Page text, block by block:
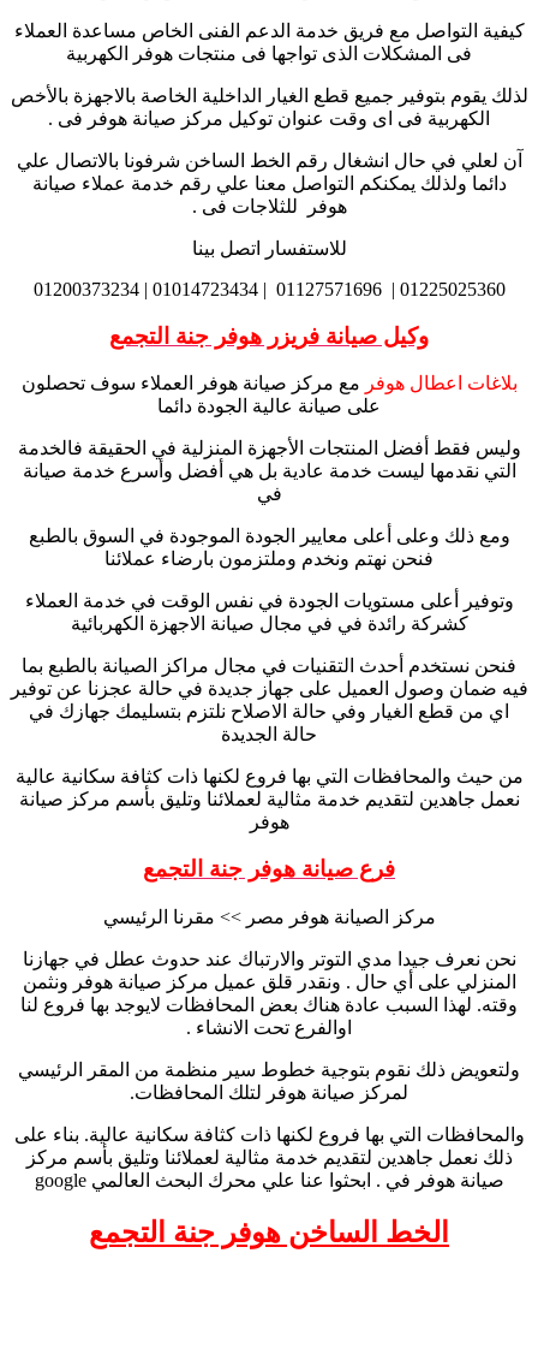
كيفية التواصل مع فريق خدمة الدعم الفنى الخاص مساعدة العملاء
فى المشكلات الذى تواجها فى منتجات هوفر الكهربية
لذلك يقوم بتوفير جميع قطع الغيار الداخلية الخاصة بالاجهزة بالأخص
الكهربية فى اى وقت عنوان توكيل مركز صيانة هوفر فى .
آن لعلي في حال انشغال رقم الخط الساخن شرفونا بالاتصال علي
دائما ولذلك يمكنكم التواصل معنا علي رقم خدمة عملاء صيانة
هوفر للثلاجات فى .
للاستفسار اتصل بينا
01225025360 | 01127571696 | 01014723434 | 01200373234
وكيل صيانة فريزر هوفر جنة التجمع
بلاغات اعطال هوفر مع مركز صيانة هوفر العملاء سوف تحصلون
على صيانة عالية الجودة دائما
وليس فقط أفضل المنتجات الأجهزة المنزلية في الحقيقة فالخدمة
التي نقدمها ليست خدمة عادية بل هي أفضل وأسرع خدمة صيانة
في
ومع ذلك وعلى أعلى معايير الجودة الموجودة في السوق بالطبع
فنحن نهتم ونخدم وملتزمون بارضاء عملائنا
وتوفير أعلى مستويات الجودة في نفس الوقت في خدمة العملاء
كشركة رائدة في في مجال صيانة الاجهزة الكهربائية
فنحن نستخدم أحدث التقنيات في مجال مراكز الصيانة بالطبع بما
فيه ضمان وصول العميل على جهاز جديدة في حالة عجزنا عن توفير
اي من قطع الغيار وفي حالة الاصلاح نلتزم بتسليمك جهازك في
حالة الجديدة
من حيث والمحافظات التي بها فروع لكنها ذات كثافة سكانية عالية
نعمل جاهدين لتقديم خدمة مثالية لعملائنا وتليق بأسم مركز صيانة
هوفر
فرع صيانة هوفر جنة التجمع
مركز الصيانة هوفر مصر >> مقرنا الرئيسي
نحن نعرف جيدا مدي التوتر والارتباك عند حدوث عطل في جهازنا
المنزلي على أي حال . ونقدر قلق عميل مركز صيانة هوفر ونثمن
وقته. لهذا السبب عادة هناك بعض المحافظات لايوجد بها فروع لنا
اوالفرع تحت الانشاء .
ولتعويض ذلك نقوم بتوجية خطوط سير منظمة من المقر الرئيسي
لمركز صيانة هوفر لتلك المحافظات.
والمحافظات التي بها فروع لكنها ذات كثافة سكانية عالية. بناء على
ذلك نعمل جاهدين لتقديم خدمة مثالية لعملائنا وتليق بأسم مركز
صيانة هوفر في . ابحثوا عنا علي محرك البحث العالمي google
الخط الساخن هوفر جنة التجمع